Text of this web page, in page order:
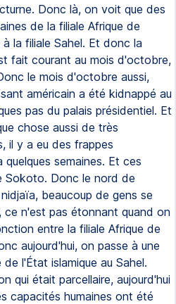
Donc là, on voit que des
de la filiale Afrique de
la filiale Sahel. Et donc la
fait courant au mois d'octobre,
le mois d'octobre aussi,
américain a été kidnappé au
pas du palais présidentiel. Et
chose aussi de très
il y a eu des frappes
semaines. Et ces
Sokoto. Donc le nord de
beaucoup de gens se
n'est pas étonnant quand on
entre la filiale Afrique de
aujourd'hui, on passe à une
l'État islamique au Sahel.
qui était parcellaire, aujourd'hui
capacités humaines ont été